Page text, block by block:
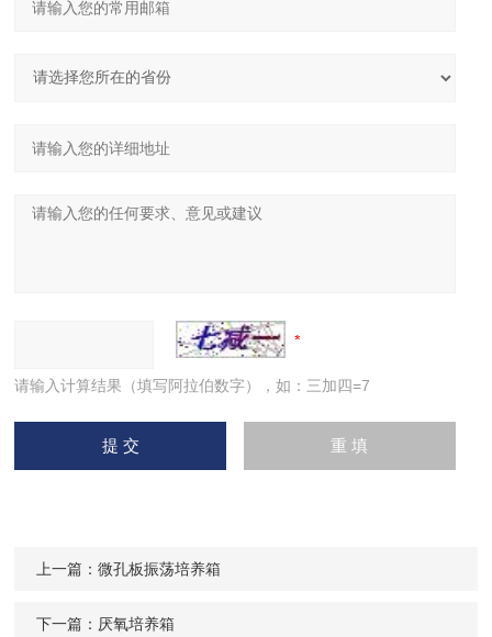
请输入计算结果（填写阿拉伯数字），如：三加四=7
上一篇：微孔板振荡培养箱
下一篇： 厌氧培养箱